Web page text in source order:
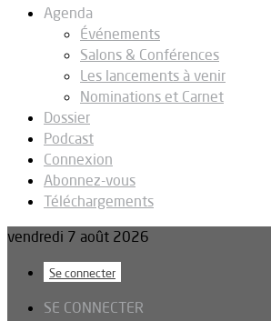
Agenda
Événements
Salons & Conférences
Les lancements à venir
Nominations et Carnet
Dossier
Podcast
Connexion
Abonnez-vous
Téléchargements
vendredi 7 août 2026
Se connecter
SE CONNECTER